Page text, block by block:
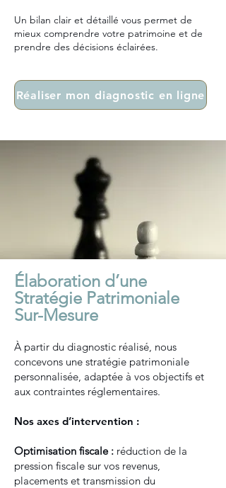
Un bilan clair et détaillé vous permet de
mieux comprendre votre patrimoine et de
prendre des décisions éclairées.
Réaliser mon diagnostic en ligne
Élaboration d’une
Stratégie Patrimoniale
Sur-Mesure
À partir du diagnostic réalisé, nous
concevons une stratégie patrimoniale
personnalisée, adaptée à vos objectifs et
aux contraintes réglementaires.
Nos axes d’intervention :
Optimisation fiscale : réduction de la
pression fiscale sur vos revenus,
placements et transmission du